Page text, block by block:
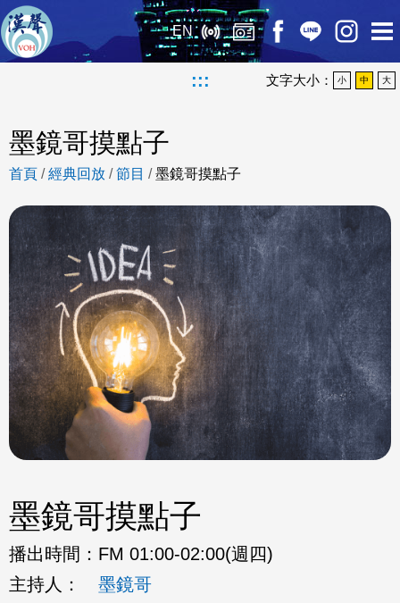
EN
::: 文字大小： 小 中 大
墨鏡哥摸點子
首頁 /經典回放 /節目 /墨鏡哥摸點子
墨鏡哥摸點子
播出時間： FM 01:00-02:00(週四)
主持人：
墨鏡哥